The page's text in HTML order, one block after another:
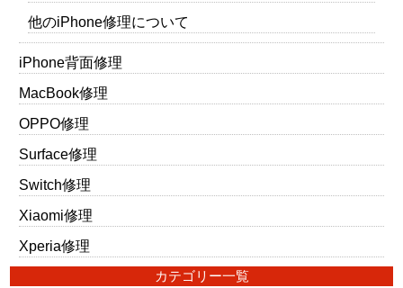
他のiPhone修理について
iPhone背面修理
MacBook修理
OPPO修理
Surface修理
Switch修理
Xiaomi修理
Xperia修理
カテゴリー一覧